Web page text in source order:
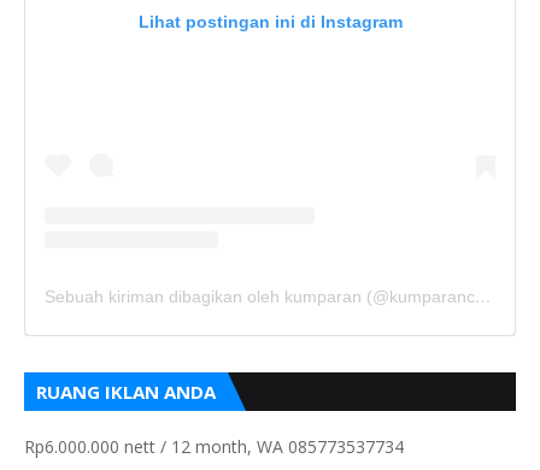
Lihat postingan ini di Instagram
Sebuah kiriman dibagikan oleh kumparan (@kumparancom)
RUANG IKLAN ANDA
Rp6.000.000 nett / 12 month, WA 085773537734